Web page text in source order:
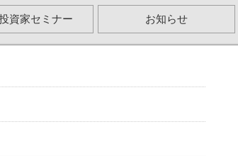
資家セミナー お知らせ